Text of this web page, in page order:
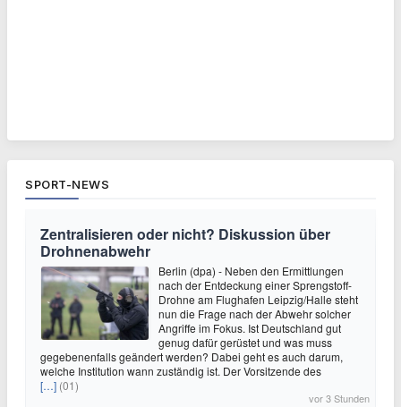
SPORT-NEWS
Zentralisieren oder nicht? Diskussion über
Drohnenabwehr
Berlin (dpa) - Neben den Ermittlungen
nach der Entdeckung einer Sprengstoff-
Drohne am Flughafen Leipzig/Halle steht
nun die Frage nach der Abwehr solcher
Angriffe im Fokus. Ist Deutschland gut
genug dafür gerüstet und was muss
gegebenenfalls geändert werden? Dabei geht es auch darum,
welche Institution wann zuständig ist. Der Vorsitzende des
[…] (01)
vor 3 Stunden